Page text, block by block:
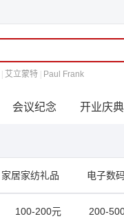
艾立蒙特 Paul Frank
会议纪念 开业庆典
家居家纺礼品 电子数
100-200元 200-